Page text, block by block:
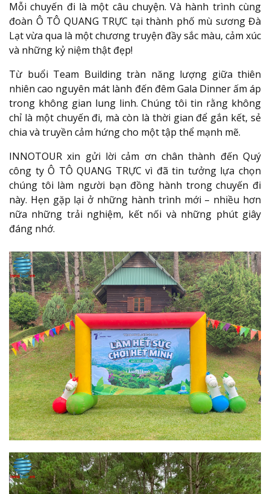
Mỗi chuyến đi là một câu chuyện. Và hành trình cùng
đoàn Ô TÔ QUANG TRỰC tại thành phố mù sương Đà
Lạt vừa qua là một chương truyện đầy sắc màu, cảm xúc
và những kỷ niệm thật đẹp!
Từ buổi Team Building tràn năng lượng giữa thiên
nhiên cao nguyên mát lành đến đêm Gala Dinner ấm áp
trong không gian lung linh. Chúng tôi tin rằng không
chỉ là một chuyến đi, mà còn là thời gian để gắn kết, sẻ
chia và truyền cảm hứng cho một tập thể mạnh mẽ.
INNOTOUR xin gửi lời cảm ơn chân thành đến Quý
công ty Ô TÔ QUANG TRỰC vì đã tin tưởng lựa chọn
chúng tôi làm người bạn đồng hành trong chuyến đi
này. Hẹn gặp lại ở những hành trình mới – nhiều hơn
nữa những trải nghiệm, kết nối và những phút giây
đáng nhớ.